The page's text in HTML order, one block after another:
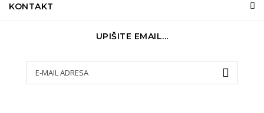
KONTAKT
UPIŠITE EMAIL...